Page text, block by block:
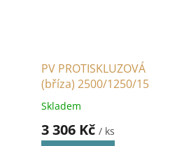
PV PROTISKLUZOVÁ
(bříza) 2500/1250/15
Skladem
3 306 Kč / ks